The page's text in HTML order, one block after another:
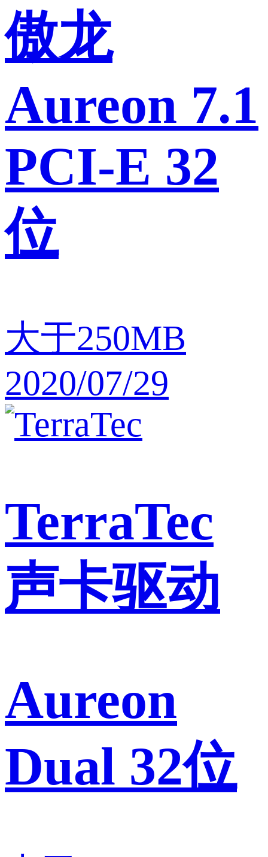
傲龙
Aureon 7.1
PCI-E 32
位
大于250MB
2020/07/29
TerraTec
声卡驱动
Aureon
Dual 32位